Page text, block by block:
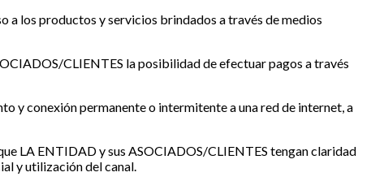
a los productos y servicios brindados a través de medios
CLIENTES la posibilidad de efectuar pagos a través
y conexión permanente o intermitente a una red de internet, a
LA ENTIDAD y sus ASOCIADOS/CLIENTES tengan claridad
y utilización del canal.